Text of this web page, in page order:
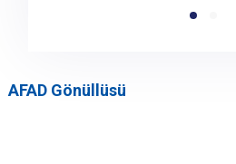
AFAD Gönüllüsü